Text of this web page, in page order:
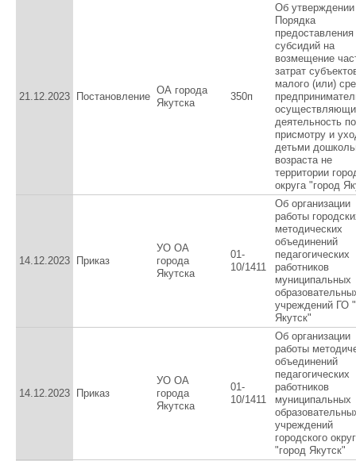
21.12.2023 Постановление
ОА города
Якутска
350п
Об утверждении
Порядка
предоставления
субсидий на
возмещение
затрат
малого (или)
деятельность по
присмотру и
детьми
возраста не
территории
округа "город
14.12.2023 Приказ
УО ОА
города
Якутска
01-
10/1411
Об организации
работы
методических
объединений
педагогических
работников
муниципальных
учреждений ГО
Якутск"
14.12.2023 Приказ
УО ОА
города
Якутска
01-
10/1411
Об организации
работы
объединений
педагогических
работников
муниципальных
учреждений
городского
"город Якутск"